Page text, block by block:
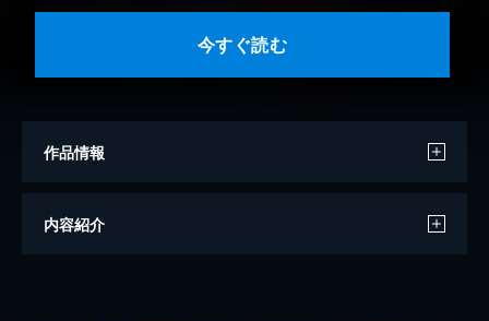
今すぐ読む
作品情報
著者
内容紹介